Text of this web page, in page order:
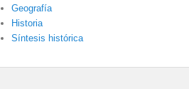
Geografía
Historia
Síntesis histórica